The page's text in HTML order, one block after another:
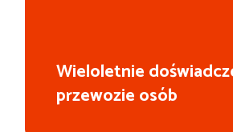
Wieloletnie
przewozie osób